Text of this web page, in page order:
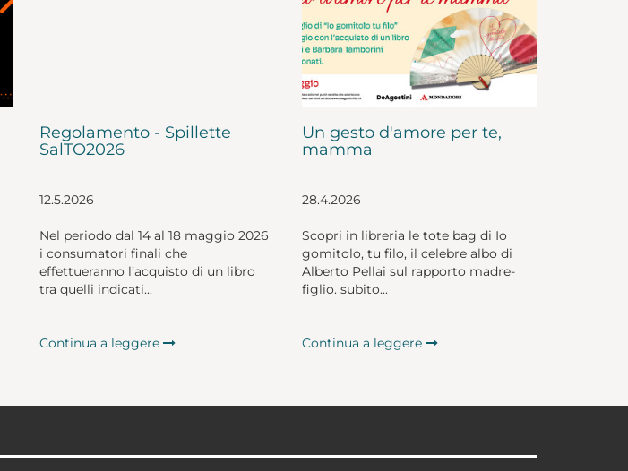
Regolamento - Spillette
SalTO2026
12.5.2026
Nel periodo dal 14 al 18 maggio 2026
i consumatori finali che
effettueranno l’acquisto di un libro
tra quelli indicati...
Continua a leggere
Un gesto d'amore per te,
mamma
28.4.2026
Scopri in libreria le tote bag di Io
gomitolo, tu filo, il celebre albo di
Alberto Pellai sul rapporto madre-
figlio. subito...
Continua a leggere